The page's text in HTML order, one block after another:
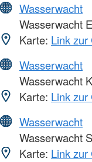
Wasserwacht
Wasserwacht
Karte: Link zur
Wasserwacht
Wasserwacht
Karte: Link zur
Wasserwacht
Wasserwacht
Karte: Link zur